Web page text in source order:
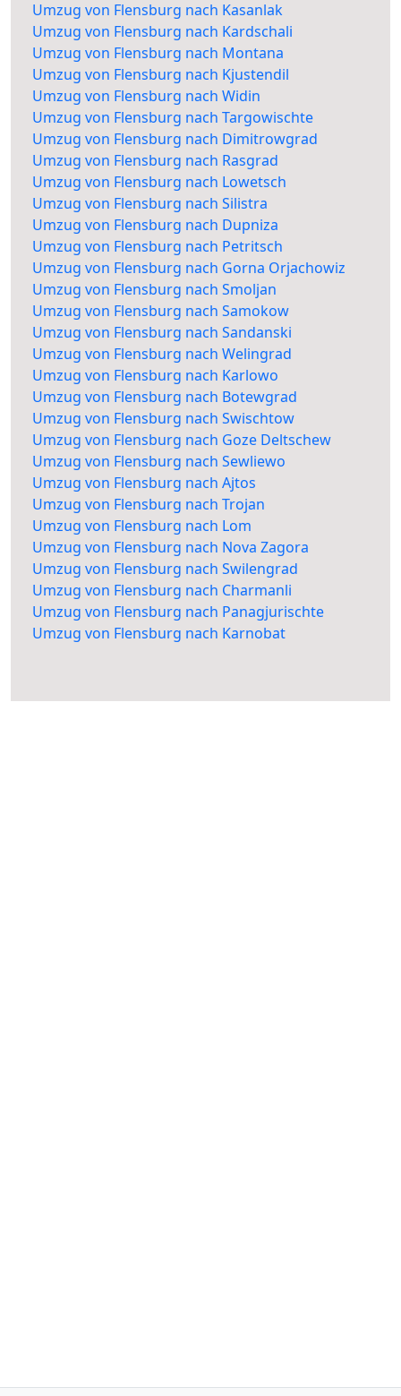
Umzug von Flensburg nach Kasanlak
Umzug von Flensburg nach Kardschali
Umzug von Flensburg nach Montana
Umzug von Flensburg nach Kjustendil
Umzug von Flensburg nach Widin
Umzug von Flensburg nach Targowischte
Umzug von Flensburg nach Dimitrowgrad
Umzug von Flensburg nach Rasgrad
Umzug von Flensburg nach Lowetsch
Umzug von Flensburg nach Silistra
Umzug von Flensburg nach Dupniza
Umzug von Flensburg nach Petritsch
Umzug von Flensburg nach Gorna Orjachowiz
Umzug von Flensburg nach Smoljan
Umzug von Flensburg nach Samokow
Umzug von Flensburg nach Sandanski
Umzug von Flensburg nach Welingrad
Umzug von Flensburg nach Karlowo
Umzug von Flensburg nach Botewgrad
Umzug von Flensburg nach Swischtow
Umzug von Flensburg nach Goze Deltschew
Umzug von Flensburg nach Sewliewo
Umzug von Flensburg nach Ajtos
Umzug von Flensburg nach Trojan
Umzug von Flensburg nach Lom
Umzug von Flensburg nach Nova Zagora
Umzug von Flensburg nach Swilengrad
Umzug von Flensburg nach Charmanli
Umzug von Flensburg nach Panagjurischte
Umzug von Flensburg nach Karnobat